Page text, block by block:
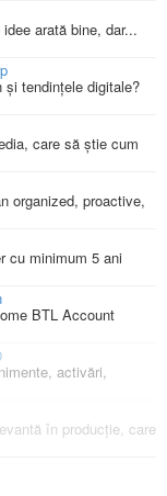
arată bine, dar...
tendințele digitale?
care să știe cum
organized, proactive,
cu minimum 5 ani
BTL Account
activări,
în producție, care